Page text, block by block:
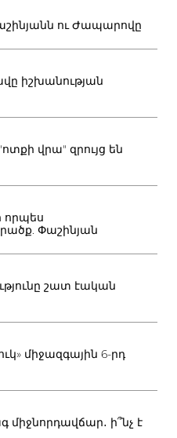
ու Ժապարովը
իշխանության
վրա" զրույց են
որպես
Փաշինյան
շատ էական
միջազգային 6-րդ
ի՞նչ է